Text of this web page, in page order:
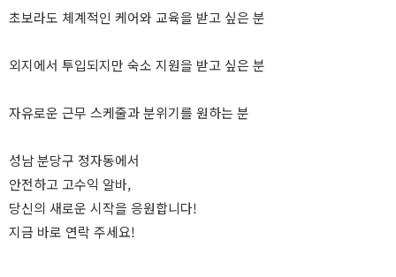
초보라도 체계적인 케어와 교육을 받고 싶은 분
외지에서 투입되지만 숙소 지원을 받고 싶은 분
자유로운 근무 스케줄과 분위기를 원하는 분
성남 분당구 정자동에서
안전하고 고수익 알바,
당신의 새로운 시작을 응원합니다!
지금 바로 연락 주세요!